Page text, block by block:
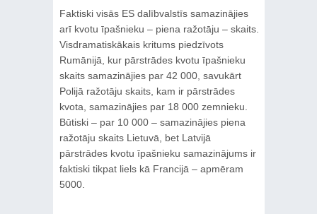
Faktiski visās ES dalībvalstīs samazinājies
arī kvotu īpašnieku – piena ražotāju – skaits.
Visdramatiskākais kritums piedzīvots
Rumānijā, kur pārstrādes kvotu īpašnieku
skaits samazinājies par 42 000, savukārt
Polijā ražotāju skaits, kam ir pārstrādes
kvota, samazinājies par 18 000 zemnieku.
Būtiski – par 10 000 – samazinājies piena
ražotāju skaits Lietuvā, bet Latvijā
pārstrādes kvotu īpašnieku samazinājums ir
faktiski tikpat liels kā Francijā – apmēram
5000.